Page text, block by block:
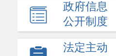
政府信息
公开制度
法定主动